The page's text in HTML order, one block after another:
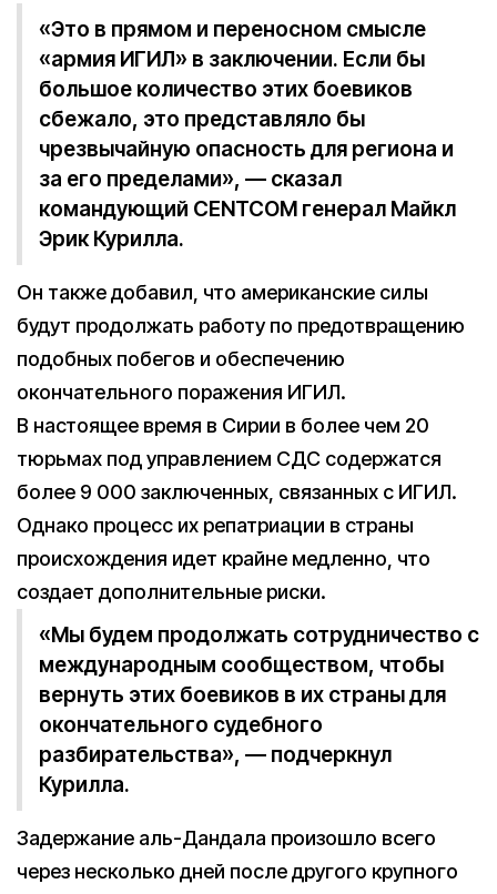
«Это в прямом и переносном смысле
«армия ИГИЛ» в заключении. Если бы
большое количество этих боевиков
сбежало, это представляло бы
чрезвычайную опасность для региона и
за его пределами», — сказал
командующий CENTCOM генерал Майкл
Эрик Курилла.
Он также добавил, что американские силы
будут продолжать работу по предотвращению
подобных побегов и обеспечению
окончательного поражения ИГИЛ.
В настоящее время в Сирии в более чем 20
тюрьмах под управлением СДС содержатся
более 9 000 заключенных, связанных с ИГИЛ.
Однако процесс их репатриации в страны
происхождения идет крайне медленно, что
создает дополнительные риски.
«Мы будем продолжать сотрудничество с
международным сообществом, чтобы
вернуть этих боевиков в их страны для
окончательного судебного
разбирательства», — подчеркнул
Курилла.
Задержание аль-Дандала произошло всего
через несколько дней после другого крупного